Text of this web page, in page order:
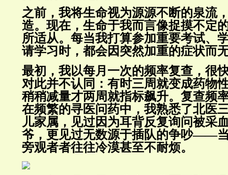
之前，我将生命视为源源不断的泉流
造。现在，生命于我而言像捉摸不定
所适从。每当我打算参加重要考试、
请学习时，都会因突然加重的症状而
最初，我以每月一次的频率复查，很
对此并不认同：有时三周就变成药物
稍稍减量才两周就指标飙升。复查频
在频繁的寻医问药中，我熟悉了北医
儿家属，见过因为耳背反复询问被采
爷，更见过无数源于插队的争吵——
旁观者者往往冷漠甚至不耐烦。